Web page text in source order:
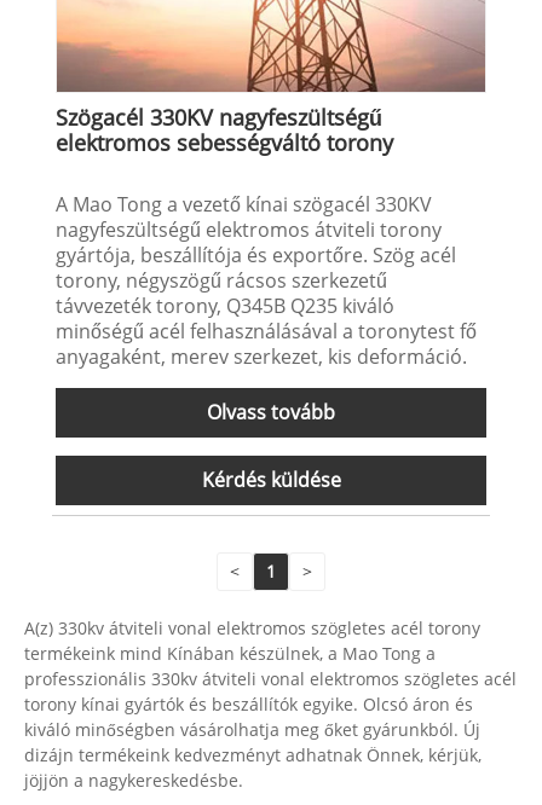
Szögacél 330KV nagyfeszültségű
elektromos sebességváltó torony
A Mao Tong a vezető kínai szögacél 330KV
nagyfeszültségű elektromos átviteli torony
gyártója, beszállítója és exportőre. Szög acél
torony, négyszögű rácsos szerkezetű
távvezeték torony, Q345B Q235 kiváló
minőségű acél felhasználásával a toronytest fő
anyagaként, merev szerkezet, kis deformáció.
Olvass tovább
Kérdés küldése
< 1 >
A(z) 330kv átviteli vonal elektromos szögletes acél torony
termékeink mind Kínában készülnek, a Mao Tong a
professzionális 330kv átviteli vonal elektromos szögletes acél
torony kínai gyártók és beszállítók egyike. Olcsó áron és
kiváló minőségben vásárolhatja meg őket gyárunkból. Új
dizájn termékeink kedvezményt adhatnak Önnek, kérjük,
jöjjön a nagykereskedésbe.